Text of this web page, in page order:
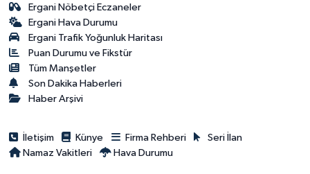
Ergani Nöbetçi Eczaneler
Ergani Hava Durumu
Ergani Trafik Yoğunluk Haritası
Puan Durumu ve Fikstür
Tüm Manşetler
Son Dakika Haberleri
Haber Arşivi
İletişim Künye Firma Rehberi
Seri İlan
Namaz Vakitleri
Hava Durumu